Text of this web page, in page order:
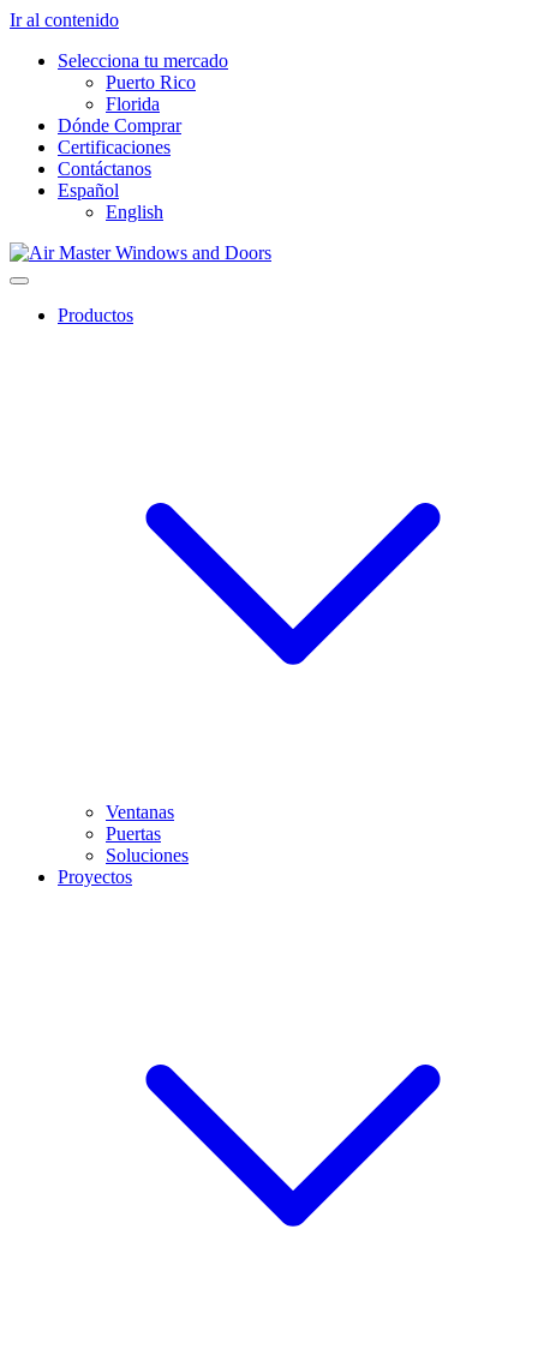
Ir al contenido
Selecciona tu mercado
Puerto Rico
Florida
Dónde Comprar
Certificaciones
Contáctanos
Español
English
Productos
Ventanas
Puertas
Soluciones
Proyectos